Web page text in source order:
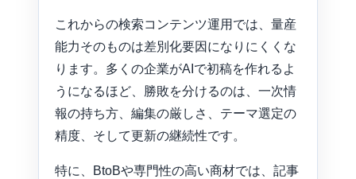
これからの検索コンテンツ運用では、量産
能力そのものは差別化要因になりにくくな
ります。多くの企業がAIで初稿を作れるよ
うになるほど、勝敗を分けるのは、一次情
報の持ち方、編集の厳しさ、テーマ選定の
精度、そして更新の継続性です。
特に、BtoBや専門性の高い商材では、記事